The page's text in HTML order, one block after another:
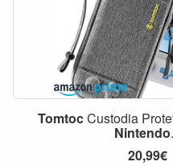
TomtocCustodia
Nintendo
20,99€